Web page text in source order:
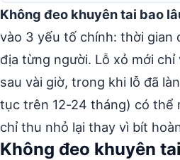
Không đeo khuyên tai bao
vào 3 yếu tố chính: thời gian
địa từng người. Lỗ xỏ mới
sau vài giờ, trong khi lỗ đã
tục trên 12-24 tháng) có thể
chỉ thu nhỏ lại thay vì bít
Không đeo khuyên